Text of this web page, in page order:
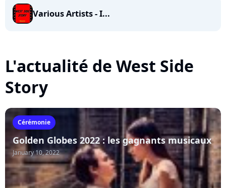
Various Artists - I...
L'actualité de West Side
Story
Cérémonie
Golden Globes 2022 : les gagnants musicaux
January 10, 2022